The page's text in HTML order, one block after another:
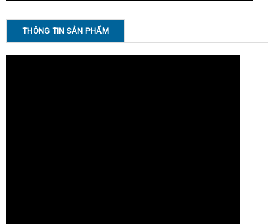
THÔNG TIN SẢN PHẨM